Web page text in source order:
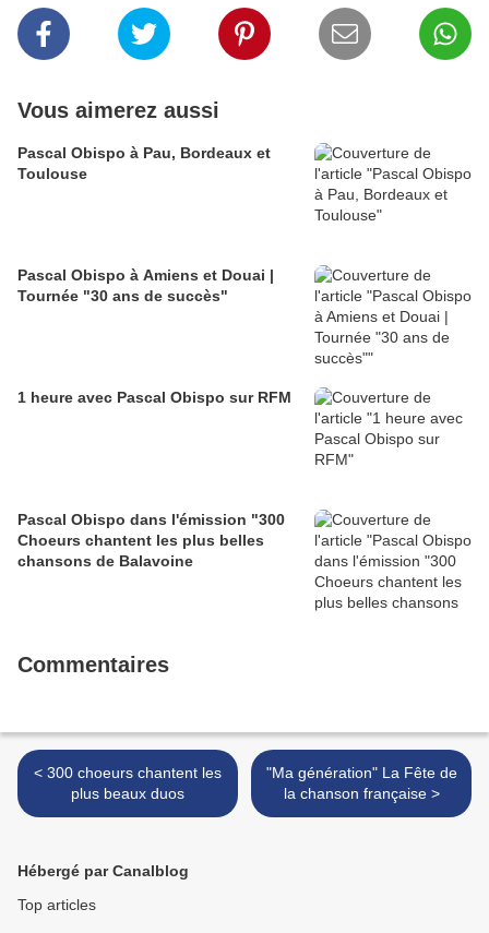
Vous aimerez aussi
Pascal Obispo à Pau, Bordeaux et
Toulouse
Pascal Obispo à Amiens et Douai |
Tournée "30 ans de succès"
1 heure avec Pascal Obispo sur RFM
Pascal Obispo dans l'émission "300
Choeurs chantent les plus belles
chansons de Balavoine
Commentaires
< 300 choeurs chantent les
plus beaux duos
"Ma génération" La Fête de
la chanson française >
Hébergé par Canalblog
Top articles